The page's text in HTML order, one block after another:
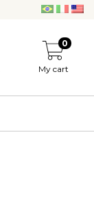
My cart
0